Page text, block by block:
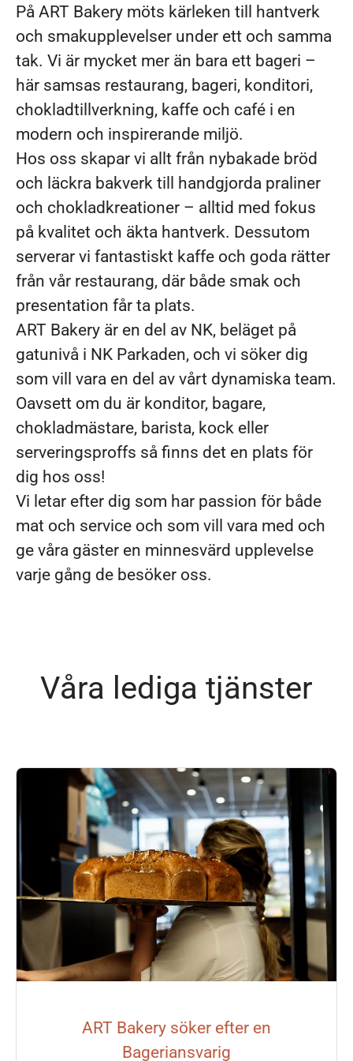
På ART Bakery möts kärleken till hantverk
och smakupplevelser under ett och samma
tak. Vi är mycket mer än bara ett bageri –
här samsas restaurang, bageri, konditori,
chokladtillverkning, kaffe och café i en
modern och inspirerande miljö.
Hos oss skapar vi allt från nybakade bröd
och läckra bakverk till handgjorda praliner
och chokladkreationer – alltid med fokus
på kvalitet och äkta hantverk. Dessutom
serverar vi fantastiskt kaffe och goda rätter
från vår restaurang, där både smak och
presentation får ta plats.
ART Bakery är en del av NK, beläget på
gatunivå i NK Parkaden, och vi söker dig
som vill vara en del av vårt dynamiska team.
Oavsett om du är konditor, bagare,
chokladmästare, barista, kock eller
serveringsproffs så finns det en plats för
dig hos oss!
Vi letar efter dig som har passion för både
mat och service och som vill vara med och
ge våra gäster en minnesvärd upplevelse
varje gång de besöker oss.
Våra lediga tjänster
ART Bakery söker efter en
Bageriansvarig